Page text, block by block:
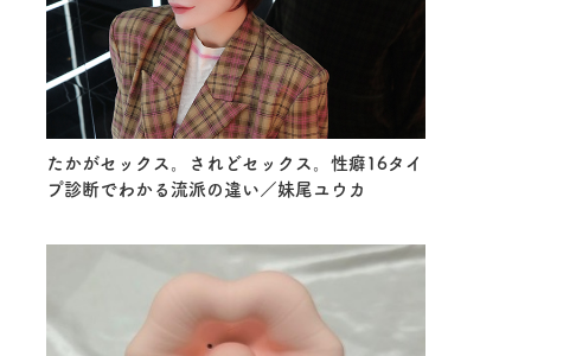
たかがセックス。されどセックス。性癖16タイ
プ診断でわかる流派の違い／妹尾ユウカ